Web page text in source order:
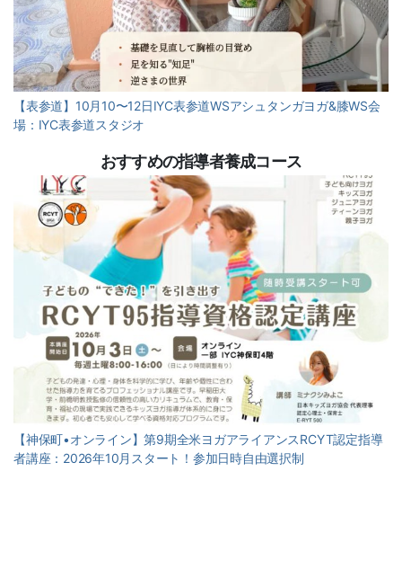
【表参道】10月10〜12日IYC表参道WSアシュタンガヨガ&膝WS会
場：IYC表参道スタジオ
おすすめの指導者養成コース
【神保町•オンライン】第9期全米ヨガアライアンスRCYT認定指導
者講座：2026年10月スタート！参加日時自由選択制